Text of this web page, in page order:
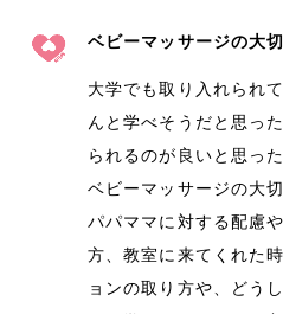
ベビーマッサージの大
大学でも取り入れられ
んと学べそうだと思っ
られるのが良いと思っ
ベビーマッサージの大
パパママに対する配慮
方、教室に来てくれた
ョンの取り方や、どう